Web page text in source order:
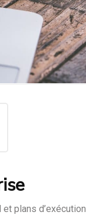
plans d’exécution.